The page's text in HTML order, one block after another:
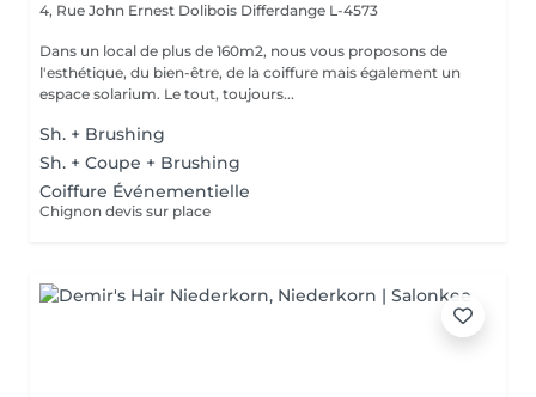
4, Rue John Ernest Dolibois Differdange L-4573
Dans un local de plus de 160m2, nous vous proposons de
l'esthétique, du bien-être, de la coiffure mais également un
espace solarium. Le tout, toujours...
Sh. + Brushing
Sh. + Coupe + Brushing
Coiffure Événementielle
Chignon devis sur place